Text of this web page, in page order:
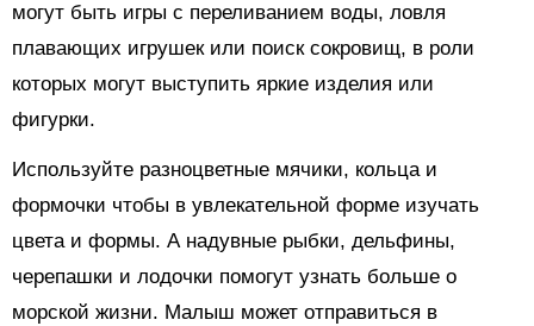
могут быть игры с переливанием воды, ловля
плавающих игрушек или поиск сокровищ, в роли
которых могут выступить яркие изделия или
фигурки.
Используйте разноцветные мячики, кольца и
формочки чтобы в увлекательной форме изучать
цвета и формы. А надувные рыбки, дельфины,
черепашки и лодочки помогут узнать больше о
морской жизни. Малыш может отправиться в